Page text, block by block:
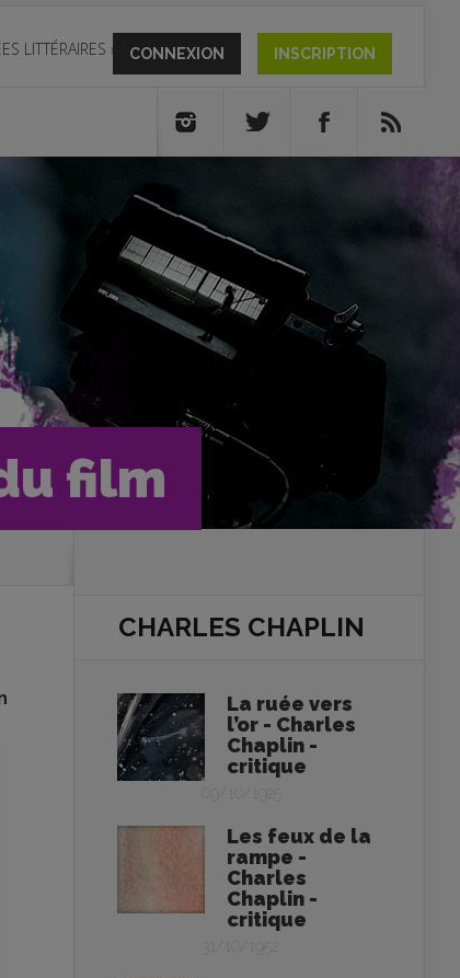
LITTÉRAIRES » CONNEXION INSCRIPTION
film
CHARLES CHAPLIN
La ruée vers
l’or - Charles
Chaplin -
critique
Les feux de la
rampe -
Charles
Chaplin -
critique